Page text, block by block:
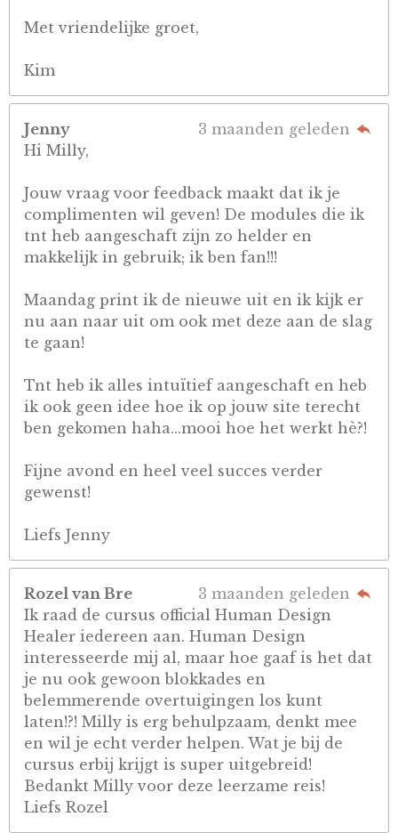
Met vriendelijke groet,
Kim
Jenny
3 maanden geleden
Hi Milly,
Jouw vraag voor feedback maakt dat ik je
complimenten wil geven! De modules die ik
tnt heb aangeschaft zijn zo helder en
makkelijk in gebruik; ik ben fan!!!
Maandag print ik de nieuwe uit en ik kijk er
nu aan naar uit om ook met deze aan de slag
te gaan!
Tnt heb ik alles intuïtief aangeschaft en heb
ik ook geen idee hoe ik op jouw site terecht
ben gekomen haha...mooi hoe het werkt hè?!
Fijne avond en heel veel succes verder
gewenst!
Liefs Jenny
Rozel van Bre
3 maanden geleden
Ik raad de cursus official Human Design
Healer iedereen aan. Human Design
interesseerde mij al, maar hoe gaaf is het dat
je nu ook gewoon blokkades en
belemmerende overtuigingen los kunt
laten!?! Milly is erg behulpzaam, denkt mee
en wil je echt verder helpen. Wat je bij de
cursus erbij krijgt is super uitgebreid!
Bedankt Milly voor deze leerzame reis!
Liefs Rozel